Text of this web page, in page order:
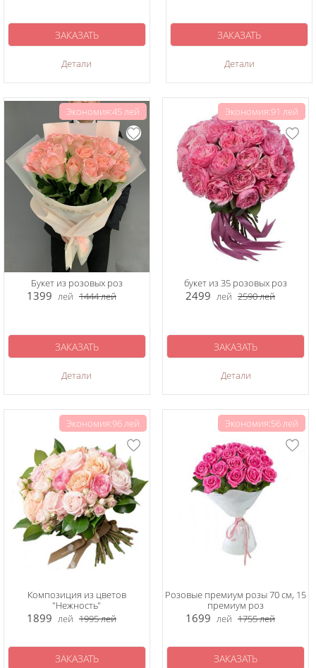
Детали
ЗАКАЗАТЬ
Детали
ЗАКАЗАТЬ
Экономия:45 лей
Букет из розовых роз
1399 лей 1444лей
Детали
ЗАКАЗАТЬ
Экономия:91 лей
букет из 35 розовых роз
2499 лей 2590лей
Детали
ЗАКАЗАТЬ
Экономия:96 лей
Композиция из цветов
"Нежность"
1899 лей 1995лей
ЗАКАЗАТЬ
Экономия:56 лей
Розовые премиум розы 70 см, 15
премиум роз
1699 лей 1755лей
ЗАКАЗАТЬ